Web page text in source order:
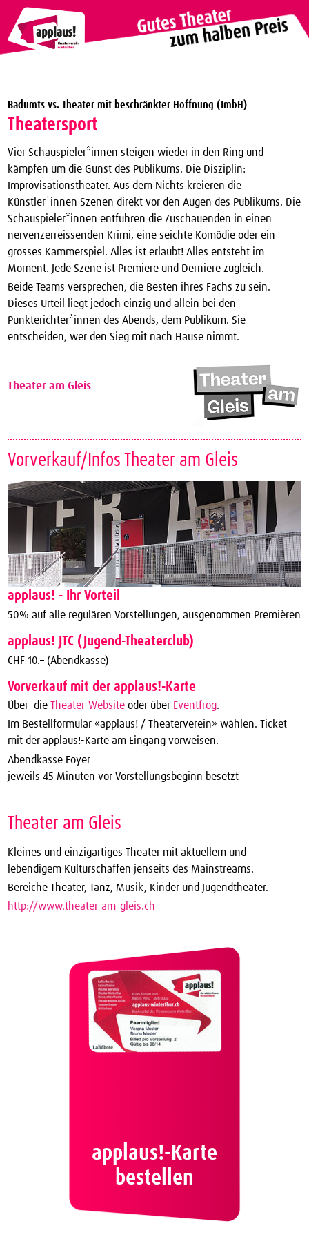
Theater Vergünstigungen
Die nächsten Vorstellungen zum halben Preis
applaus!-Karte bestellen
JTC-Jugend-Theater-Club
Über uns
Kontakt
Archiv
Badumts vs. Theater mit beschränkter Hoffnung (TmbH)
Theatersport
Vier Schauspieler*innen steigen wieder in den Ring und
kämpfen um die Gunst des Publikums. Die Disziplin:
Improvisationstheater. Aus dem Nichts kreieren die
Künstler*innen Szenen direkt vor den Augen des Publikums. Die
Schauspieler*innen entführen die Zuschauenden in einen
nervenzerreissenden Krimi, eine seichte Komödie oder ein
grosses Kammerspiel. Alles ist erlaubt! Alles entsteht im
Moment. Jede Szene ist Premiere und Derniere zugleich.
Beide Teams versprechen, die Besten ihres Fachs zu sein.
Dieses Urteil liegt jedoch einzig und allein bei den
Punkterichter*innen des Abends, dem Publikum. Sie
entscheiden, wer den Sieg mit nach Hause nimmt.
Theater am Gleis
Vorverkauf/Infos Theater am Gleis
applaus! - Ihr Vorteil
50% auf alle regulären Vorstellungen, ausgenommen Premièren
applaus! JTC (Jugend-Theaterclub)
CHF 10.– (Abendkasse)
Vorverkauf mit der applaus!-Karte
Über die Theater-Website oder über Eventfrog.
Im Bestellformular «applaus! / Theaterverein» wählen. Ticket
mit der applaus!-Karte am Eingang vorweisen.
Abendkasse Foyer
jeweils 45 Minuten vor Vorstellungsbeginn besetzt
Theater am Gleis
Kleines und einzigartiges Theater mit aktuellem und
lebendigem Kulturschaffen jenseits des Mainstreams.
Bereiche Theater, Tanz, Musik, Kinder und Jugendtheater.
http://www.theater-am-gleis.ch
applaus!-Karte
bestellen